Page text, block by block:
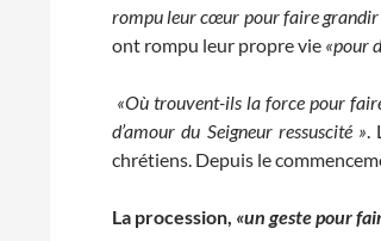
rompu leur cœur pour faire grandir
ont rompu leur propre vie «pour
«Où trouvent-ils la force pour
d’amour du Seigneur ressuscité ».
chrétiens. Depuis le
La procession, «un geste pour